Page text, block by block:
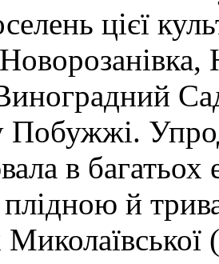
цієї
Побужжі.
в багатьох
й